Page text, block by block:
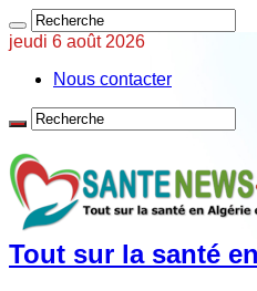
jeudi 6 août 2026
Nous contacter
Tout sur la santé